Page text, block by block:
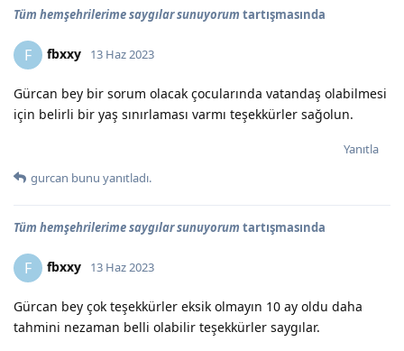
Tüm hemşehrilerime saygılar sunuyorum tartışmasında
F fbxxy 13 Haz 2023
Gürcan bey bir sorum olacak çocularında vatandaş olabilmesi
için belirli bir yaş sınırlaması varmı teşekkürler sağolun.
Yanıtla
gurcan bunu yanıtladı.
Tüm hemşehrilerime saygılar sunuyorum tartışmasında
F fbxxy 13 Haz 2023
Gürcan bey çok teşekkürler eksik olmayın 10 ay oldu daha
tahmini nezaman belli olabilir teşekkürler saygılar.